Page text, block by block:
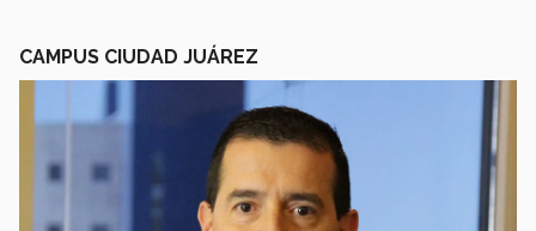
CAMPUS CIUDAD JUÁREZ